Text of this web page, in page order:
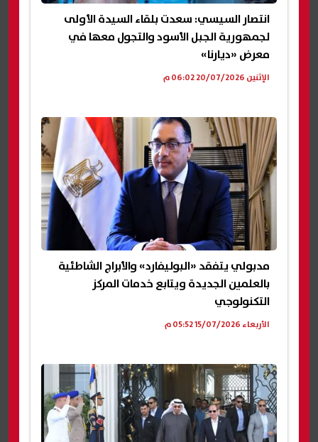
انتصار السيسي: سعدت بلقاء السيدة الأولى
لجمهورية الجبل الأسود والتجول معها في
معرض «ديارنا»
الإثنين 20/07/2026 06:02 م
مدبولي يتفقد «البوليفارد» والأبراج الشاطئية
بالعلمين الجديدة ويتابع خدمات المركز
التكنولوجي
الأربعاء 15/07/2026 05:52 م